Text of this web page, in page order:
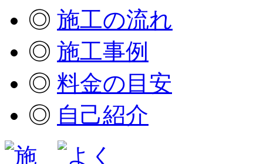
◎ 施工の流れ
◎ 施工事例
◎ 料金の目安
◎ 自己紹介